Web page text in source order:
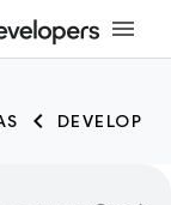
DEVELOP